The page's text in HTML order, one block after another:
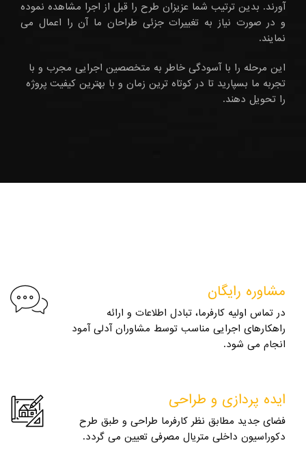
آورند. بدین ترتیب شما عزیزان طرح را قبل از اجرا مشاهده نموده
و در صورت نیاز به تغییرات جزئی طراحان ما آن را اعمال می
نمایند.
این مرحله را با آسودگی خاطر به متخصصین اجرایی مجرب و با
تجربه ما بسپارید تا در کوتاه ترین زمان و با بهترین کیفیت پروژه
را تحویل دهند.
مشاوره رایگان
در تماس اولیه کارفرما، تبادل اطلاعات و ارائه
راهکارهای اجرایی مناسب توسط مشاوران آدلی آمود
انجام می شود.
ایده پردازی و طراحی
فضای جدید مطابق نظر کارفرما طراحی و طبق طرح
دکوراسیون داخلی متریال مصرفی تعیین می گردد.